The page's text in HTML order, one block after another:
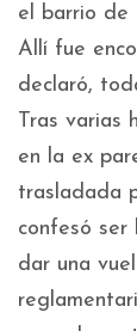
el barrio de
Allí fue
declaró,
Tras varias
en la ex
trasladada
confesó ser
dar una